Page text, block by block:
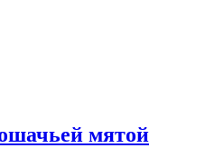
мятой